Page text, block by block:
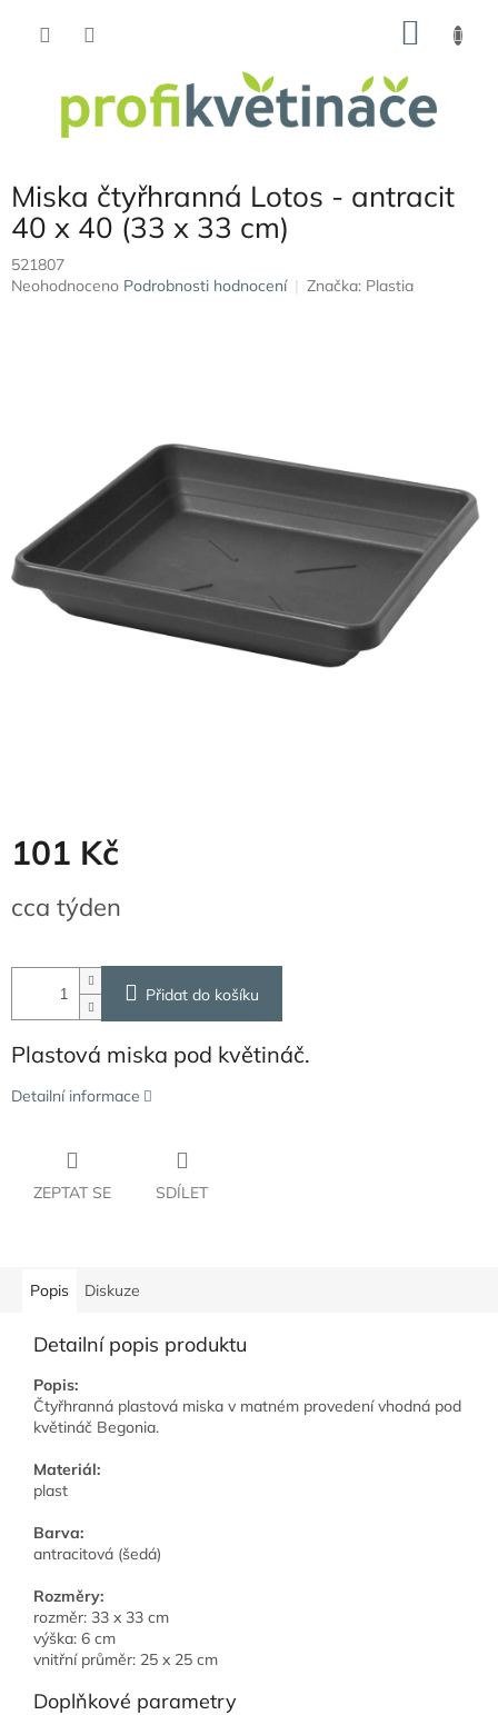
Miska čtyřhranná Lotos - antracit
40 x 40 (33 x 33 cm)
521807
Průměrné
Neohodnoceno Podrobnosti hodnocení Značka: Plastia
101 Kč
cena:
cca týden
Přidat do košíku
Plastová miska pod květináč.
Detailní informace
ZEPTAT SE SDÍLET
Popis Diskuze
Detailní popis produktu
Popis:
Čtyřhranná plastová miska v matném provedení vhodná pod
květináč Begonia.
Materiál:
plast
Barva:
antracitová (šedá)
Rozměry:
rozměr: 33 x 33 cm
výška: 6 cm
vnitřní průměr: 25 x 25 cm
Doplňkové parametry